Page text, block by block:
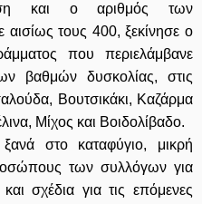
και ο αριθμός των
τους 400, ξεκίνησε ο
που περιελάμβανε
βαθμών δυσκολίας, στις
Βουτσικάκι, Καζάρμα
Μίχος και Βοιδολίβαδο.
στο καταφύγιο, μικρή
των συλλόγων για
σχέδια για τις επόμενες